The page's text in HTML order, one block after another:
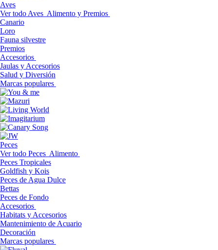
Aves
Ver todo Aves Alimento y Premios
Canario
Loro
Fauna silvestre
Premios
Accesorios
Jaulas y Accesorios
Salud y Diversión
Marcas populares
Peces
Ver todo Peces Alimento
Peces Tropicales
Goldfish y Kois
Peces de Agua Dulce
Bettas
Peces de Fondo
Accesorios
Habitats y Accesorios
Mantenimiento de Acuario
Decoración
Marcas populares